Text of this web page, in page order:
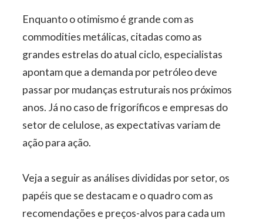
Enquanto o otimismo é grande com as
commodities metálicas, citadas como as
grandes estrelas do atual ciclo, especialistas
apontam que a demanda por petróleo deve
passar por mudanças estruturais nos próximos
anos. Já no caso de frigoríficos e empresas do
setor de celulose, as expectativas variam de
ação para ação.
Veja a seguir as análises divididas por setor, os
papéis que se destacam e o quadro com as
recomendações e preços-alvos para cada um